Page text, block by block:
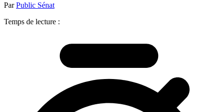
ParPublic Sénat
Temps de lecture :